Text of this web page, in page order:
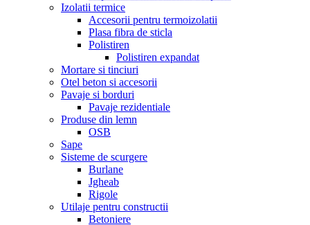
Izolatii termice
Accesorii pentru termoizolatii
Plasa fibra de sticla
Polistiren
Polistiren expandat
Mortare si tinciuri
Otel beton si accesorii
Pavaje si borduri
Pavaje rezidentiale
Produse din lemn
OSB
Sape
Sisteme de scurgere
Burlane
Jgheab
Rigole
Utilaje pentru constructii
Betoniere